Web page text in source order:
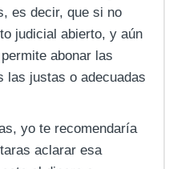
es decir, que si no
judicial abierto, y aún
abonar las
las justas o adecuadas
yo te recomendaría
aclarar esa